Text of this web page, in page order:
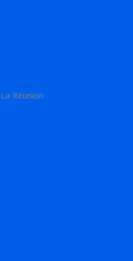
Réunion